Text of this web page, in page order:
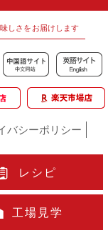
しさをお届けします
バシーポリシー
レシピ
工場見学